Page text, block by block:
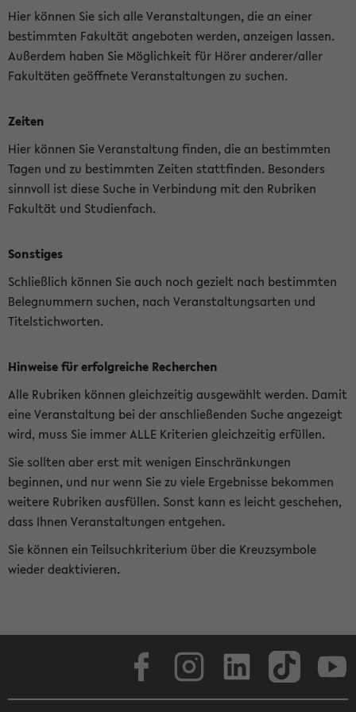
Hier können Sie sich alle Veranstaltungen, die an einer
bestimmten Fakultät angeboten werden, anzeigen lassen.
Außerdem haben Sie Möglichkeit für Hörer anderer/aller
Fakultäten geöffnete Veranstaltungen zu suchen.
Zeiten
Hier können Sie Veranstaltung finden, die an bestimmten
Tagen und zu bestimmten Zeiten stattfinden. Besonders
sinnvoll ist diese Suche in Verbindung mit den Rubriken
Fakultät und Studienfach.
Sonstiges
Schließlich können Sie auch noch gezielt nach bestimmten
Belegnummern suchen, nach Veranstaltungsarten und
Titelstichworten.
Hinweise für erfolgreiche Recherchen
Alle Rubriken können gleichzeitig ausgewählt werden. Damit
eine Veranstaltung bei der anschließenden Suche angezeigt
wird, muss Sie immer ALLE Kriterien gleichzeitig erfüllen.
Sie sollten aber erst mit wenigen Einschränkungen
beginnen, und nur wenn Sie zu viele Ergebnisse bekommen
weitere Rubriken ausfüllen. Sonst kann es leicht geschehen,
dass Ihnen Veranstaltungen entgehen.
Sie können ein Teilsuchkriterium über die Kreuzsymbole
wieder deaktivieren.